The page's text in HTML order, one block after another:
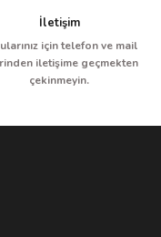
İletişim
için telefon ve mail
iletişime geçmekten
çekinmeyin.